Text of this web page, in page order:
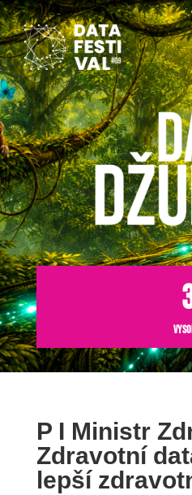
P I Ministr
Zdravotní
lepší